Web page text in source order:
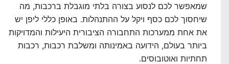
שמאפשר לכם לנסוע בצורה בלתי מוגבלת ברכבות, מה
שיחסוך לכם כסף ויקל על ההתנהלות. באופן כללי ליפן יש
את אחת ממערכות התחבורה הציבורית היעילות והמדויקות
ביותר בעולם, הידועה באמינותה ומשלבת רכבות, רכבות
תחתיות ואוטובוסים.